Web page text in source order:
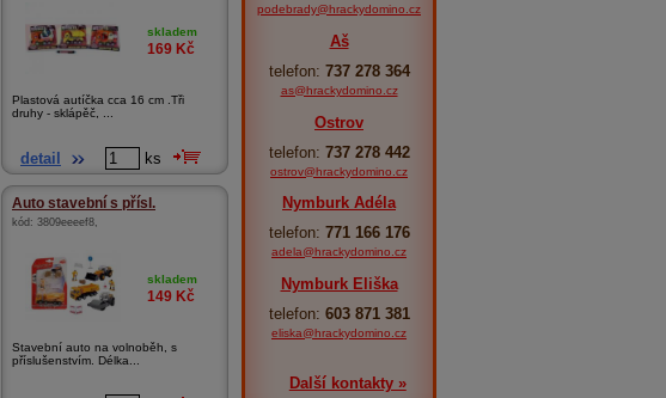
skladem
169 Kč
Plastová autíčka cca 16 cm .Tři
druhy - sklápěč, ...
detail ks
Auto stavební s přísl.
kód: 3809eeeef8,
skladem
149 Kč
Stavební auto na volnoběh, s
příslušenstvím. Délka...
podebrady@hrackydomino.cz
Aš
telefon: 737 278 364
as@hrackydomino.cz
Ostrov
telefon: 737 278 442
ostrov@hrackydomino.cz
Nymburk Adéla
telefon: 771 166 176
adela@hrackydomino.cz
Nymburk Eliška
telefon: 603 871 381
eliska@hrackydomino.cz
Další kontakty »